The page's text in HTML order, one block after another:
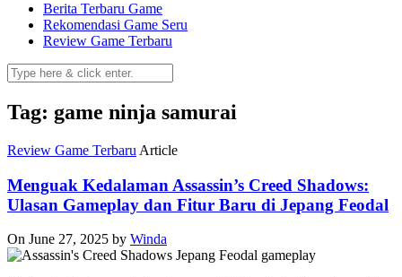
Berita Terbaru Game
Rekomendasi Game Seru
Review Game Terbaru
Tag: game ninja samurai
Review Game Terbaru Article
Menguak Kedalaman Assassin’s Creed Shadows:
Ulasan Gameplay dan Fitur Baru di Jepang Feodal
On June 27, 2025 by Winda